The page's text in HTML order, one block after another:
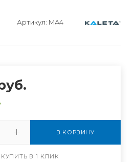
Артикул: MA4
В КОРЗИНУ
КУПИТЬ В 1 КЛИК